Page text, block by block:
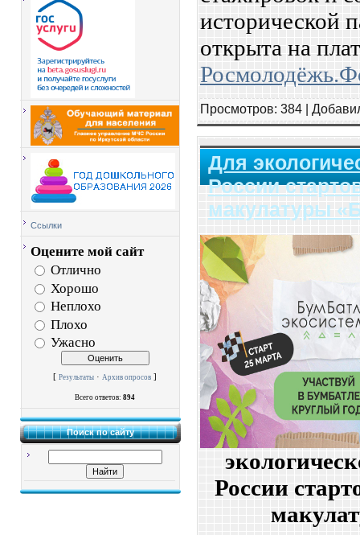
Ссылки
Оцените мой сайт
Отлично
Хорошо
Неплохо
Плохо
Ужасно
[ Результаты · Архив опросов ]
Всего ответов: 894
Поиск по сайту
исторической
открыта на
Просмотров: 384 |
Для
России
макулатуры
России